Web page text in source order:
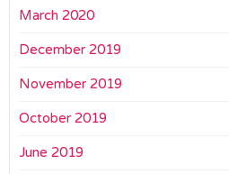
March 2020
December 2019
November 2019
October 2019
June 2019